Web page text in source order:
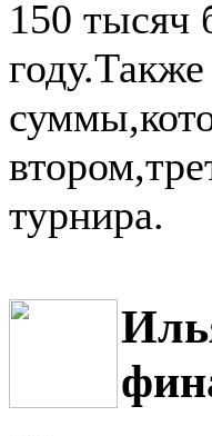
150 тысяч
турнира.